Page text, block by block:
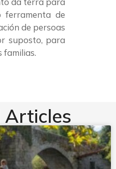
de
de persoas
suposto, para
familias.
Articles